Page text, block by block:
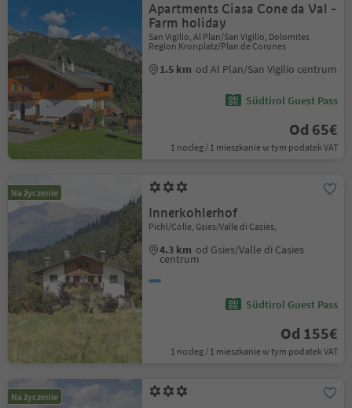
Apartments Ciasa Cone da Val -
Farm holiday
San Vigilio, Al Plan/San Vigilio, Dolomites
Region Kronplatz/Plan de Corones
1.5 km od Al Plan/San Vigilio centrum
Südtirol Guest Pass
Od 65€
1 nocleg / 1 mieszkanie w tym podatek VAT
Na życzenie
Innerkohlerhof
Pichl/Colle, Gsies/Valle di Casies,
4.3 km od Gsies/Valle di Casies
centrum
Südtirol Guest Pass
Od 155€
1 nocleg / 1 mieszkanie w tym podatek VAT
Na życzenie